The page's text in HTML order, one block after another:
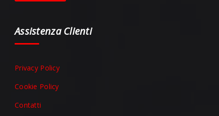
Assistenza Clienti
Privacy Policy
Cookie Policy
Contatti